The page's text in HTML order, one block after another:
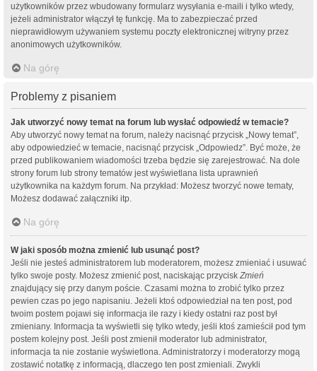
użytkowników przez wbudowany formularz wysyłania e-maili i tylko wtedy,
jeżeli administrator włączył tę funkcję. Ma to zabezpieczać przed
nieprawidłowym używaniem systemu poczty elektronicznej witryny przez
anonimowych użytkowników.
Na górę
Problemy z pisaniem
Jak utworzyć nowy temat na forum lub wysłać odpowiedź w temacie?
Aby utworzyć nowy temat na forum, należy nacisnąć przycisk „Nowy temat”,
aby odpowiedzieć w temacie, nacisnąć przycisk „Odpowiedz”. Być może, że
przed publikowaniem wiadomości trzeba będzie się zarejestrować. Na dole
strony forum lub strony tematów jest wyświetlana lista uprawnień
użytkownika na każdym forum. Na przykład: Możesz tworzyć nowe tematy,
Możesz dodawać załączniki itp.
Na górę
W jaki sposób można zmienić lub usunąć post?
Jeśli nie jesteś administratorem lub moderatorem, możesz zmieniać i usuwać
tylko swoje posty. Możesz zmienić post, naciskając przycisk Zmień
znajdujący się przy danym poście. Czasami można to zrobić tylko przez
pewien czas po jego napisaniu. Jeżeli ktoś odpowiedział na ten post, pod
twoim postem pojawi się informacja ile razy i kiedy ostatni raz post był
zmieniany. Informacja ta wyświetli się tylko wtedy, jeśli ktoś zamieścił pod tym
postem kolejny post. Jeśli post zmienił moderator lub administrator,
informacja ta nie zostanie wyświetlona. Administratorzy i moderatorzy mogą
zostawić notatkę z informacją, dlaczego ten post zmieniali. Zwykli